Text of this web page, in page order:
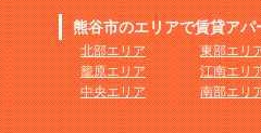
熊谷市のエリアで賃貸ア
北部エリア
籠原エリア
中央エリア
東部エリ
江南エリ
南部エリ